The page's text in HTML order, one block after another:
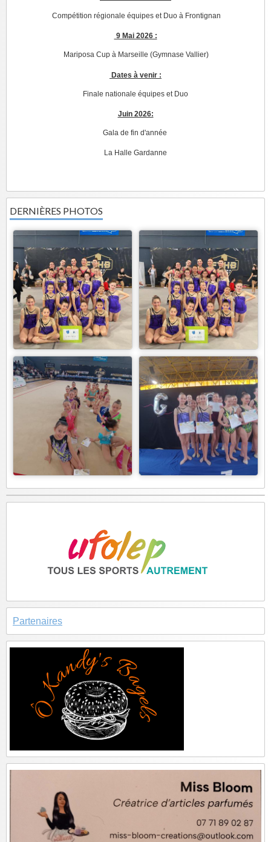
Compétition régionale équipes et Duo à Frontignan
9 Mai 2026 :
Mariposa Cup à Marseille (Gymnase Vallier)
Dates à venir :
Finale nationale équipes et Duo
Juin 2026:
Gala de fin d'année
La Halle Gardanne
DERNIÈRES PHOTOS
Partenaires